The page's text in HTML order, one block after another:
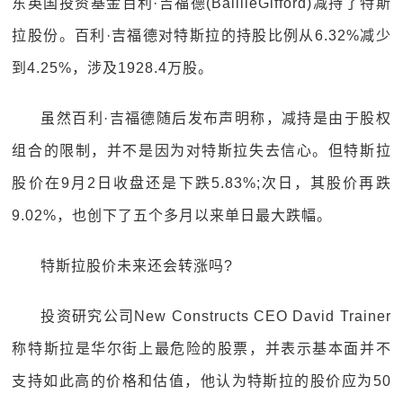
东英国投资基金百利·吉福德(BaillieGifford)减持了特斯
拉股份。百利·吉福德对特斯拉的持股比例从6.32%减少
到4.25%，涉及1928.4万股。
虽然百利·吉福德随后发布声明称，减持是由于股权
组合的限制，并不是因为对特斯拉失去信心。但特斯拉
股价在9月2日收盘还是下跌5.83%;次日，其股价再跌
9.02%，也创下了五个多月以来单日最大跌幅。
特斯拉股价未来还会转涨吗?
投资研究公司New Constructs CEO David Trainer
称特斯拉是华尔街上最危险的股票，并表示基本面并不
支持如此高的价格和估值，他认为特斯拉的股价应为50